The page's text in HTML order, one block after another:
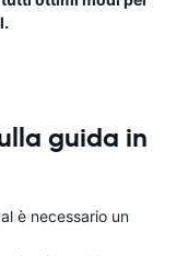
guida in
è necessario un